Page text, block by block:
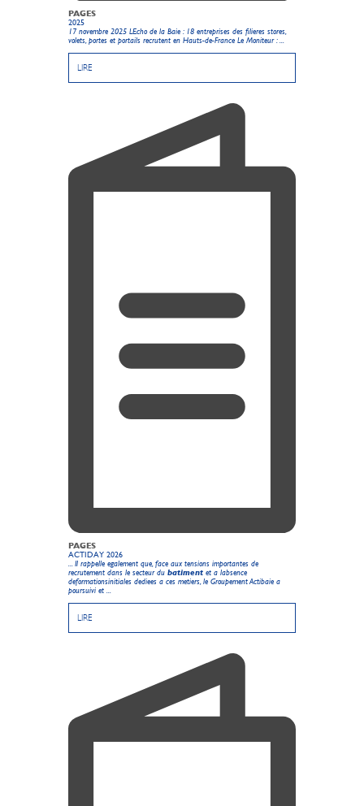
PAGES
2025
17 novembre 2025 LEcho de la Baie : 18 entreprises des filieres stores,
volets, portes et portails recrutent en Hauts-de-France Le Moniteur : ...
LIRE
PAGES
ACTIDAY 2026
... Il rappelle egalement que, face aux tensions importantes de
recrutement dans le secteur du batiment et a labsence
deformationsinitiales dediees a ces metiers, le Groupement Actibaie a
poursuivi et ...
LIRE